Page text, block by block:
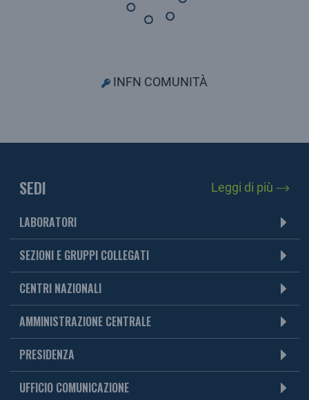
INFN COMUNITÀ
SEDI Leggi di più
LABORATORI
SEZIONI E GRUPPI COLLEGATI
CENTRI NAZIONALI
AMMINISTRAZIONE CENTRALE
PRESIDENZA
UFFICIO COMUNICAZIONE